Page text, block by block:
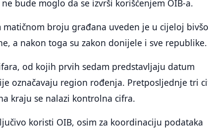
bude moglo da se izvrši korišćenjem OIB-a.
matičnom broju građana uveden je u cijeloj
a nakon toga su zakon donijele i sve republike.
od kojih prvih sedam predstavljaju datum
označavaju region rođenja. Pretposljednje tri
kraju se nalazi kontrolna cifra.
koristi OIB, osim za koordinaciju podataka